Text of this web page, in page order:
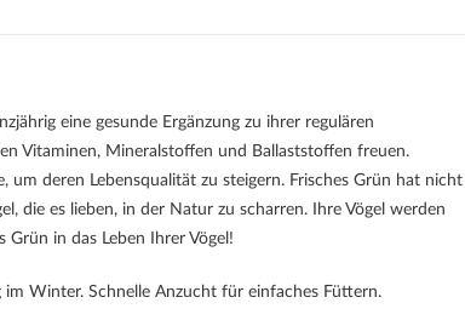
eine gesunde Ergänzung zu ihrer regulären
Vitaminen, Mineralstoffen und Ballaststoffen freuen.
um deren Lebensqualität zu steigern. Frisches Grün hat nicht
die es lieben, in der Natur zu scharren. Ihre Vögel werden
in das Leben Ihrer Vögel!
Winter. Schnelle Anzucht für einfaches Füttern.